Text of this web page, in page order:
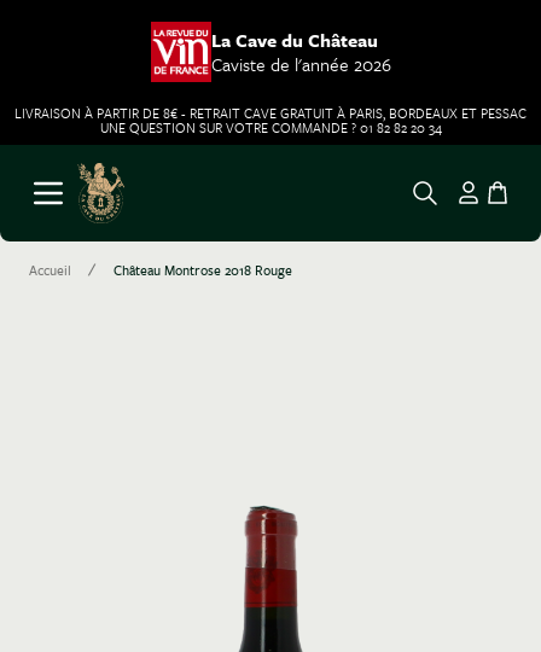
La Cave du Château
Caviste de l'année 2026
LIVRAISON À PARTIR DE 8€ - RETRAIT CAVE GRATUIT À PARIS, BORDEAUX ET PESSAC
UNE QUESTION SUR VOTRE COMMANDE ? 01 82 82 20 34
Aller au contenu
Ouvrir le menu
Accueil / Château Montrose 2018 Rouge